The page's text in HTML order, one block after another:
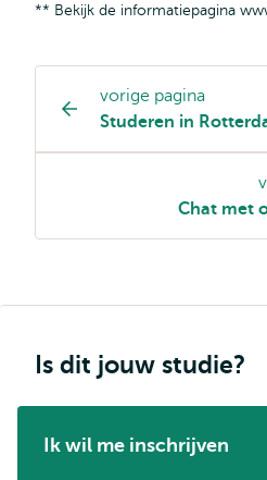
** Bekijk de informatiepagina
Opleiding
pagina
navigatie
vorige pagina
Studeren in
Chat met
Is dit jouw studie?
Ik wil me inschrijven